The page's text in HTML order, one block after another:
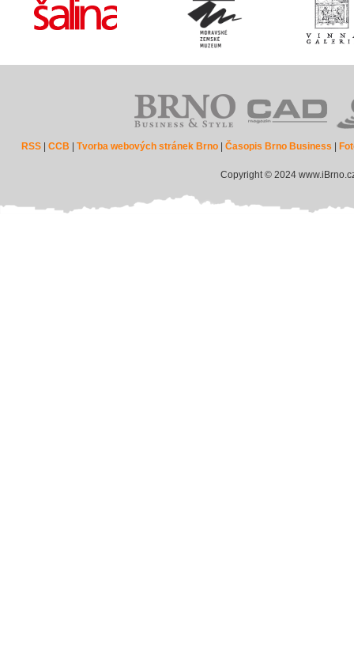
RSS |CCB |Tvorba webových stránek Brno |Časopis Brno Business
Copyright © 2024